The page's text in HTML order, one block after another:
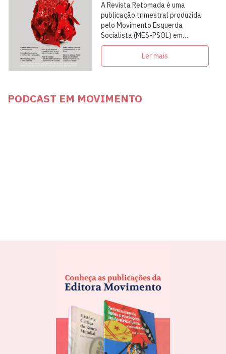
A Revista Retomada é uma
publicação trimestral produzida
pelo Movimento Esquerda
Socialista (MES-PSOL) em
articulação com intelectuais,
militantes e artistas
Ler mais
PODCAST EM MOVIMENTO